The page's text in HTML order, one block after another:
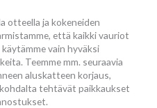
otteella ja kokeneiden
että kaikki vauriot
vain hyväksi
Teemme mm. seuraavia
aluskatteen korjaus,
tehtävät paikkaukset